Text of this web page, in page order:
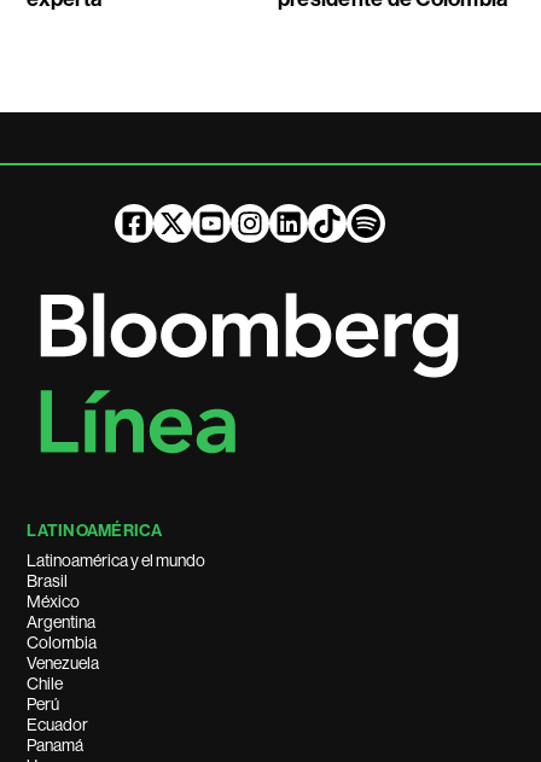
LATINOAMÉRICA
Latinoamérica y el mundo
Brasil
México
Argentina
Colombia
Venezuela
Chile
Perú
Ecuador
Panamá